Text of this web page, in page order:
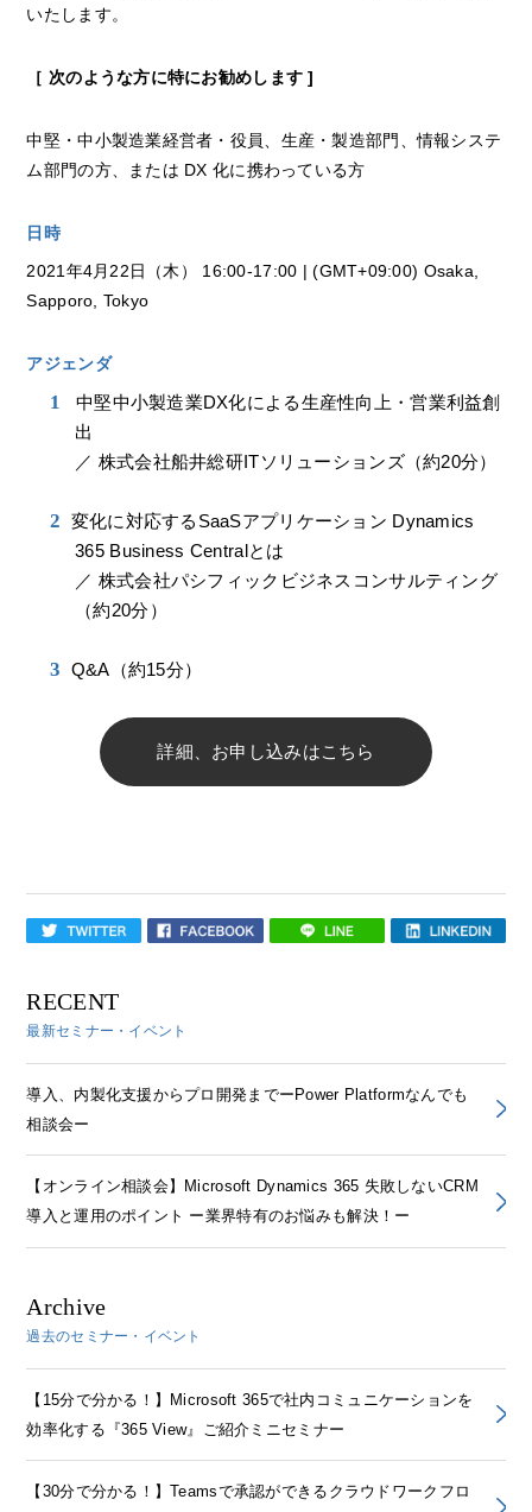
いたします。
［ 次のような方に特にお勧めします ]
中堅・中小製造業経営者・役員、生産・製造部門、情報システ
ム部門の方、または DX 化に携わっている方
日時
2021年4月22日（木） 16:00-17:00 | (GMT+09:00) Osaka,
Sapporo, Tokyo
アジェンダ
中堅中小製造業DX化による生産性向上・営業利益創
出
／ 株式会社船井総研ITソリューションズ（約20分）
変化に対応するSaaSアプリケーション Dynamics
365 Business Centralとは
／ 株式会社パシフィックビジネスコンサルティング
（約20分）
Q&A（約15分）
詳細、お申し込みはこちら
RECENT
最新セミナー・イベント
導入、内製化支援からプロ開発までーPower Platformなんでも
相談会ー
【オンライン相談会】Microsoft Dynamics 365 失敗しないCRM
導入と運用のポイント ー業界特有のお悩みも解決！ー
Archive
過去のセミナー・イベント
【15分で分かる！】Microsoft 365で社内コミュニケーションを
効率化する『365 View』ご紹介ミニセミナー
【30分で分かる！】Teamsで承認ができるクラウドワークフロ